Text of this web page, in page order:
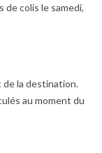
colis le samedi,
de la destination.
au moment du